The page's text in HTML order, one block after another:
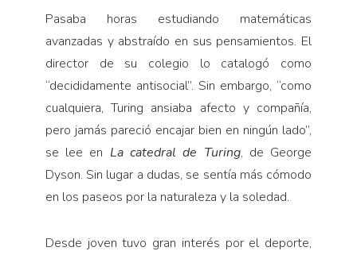
Pasaba horas estudiando matemáticas
avanzadas y abstraído en sus pensamientos. El
director de su colegio lo catalogó como
“decididamente antisocial”. Sin embargo, “como
cualquiera, Turing ansiaba afecto y compañía,
pero jamás pareció encajar bien en ningún lado”,
se lee en La catedral de Turing, de George
Dyson. Sin lugar a dudas, se sentía más cómodo
en los paseos por la naturaleza y la soledad.
Desde joven tuvo gran interés por el deporte,